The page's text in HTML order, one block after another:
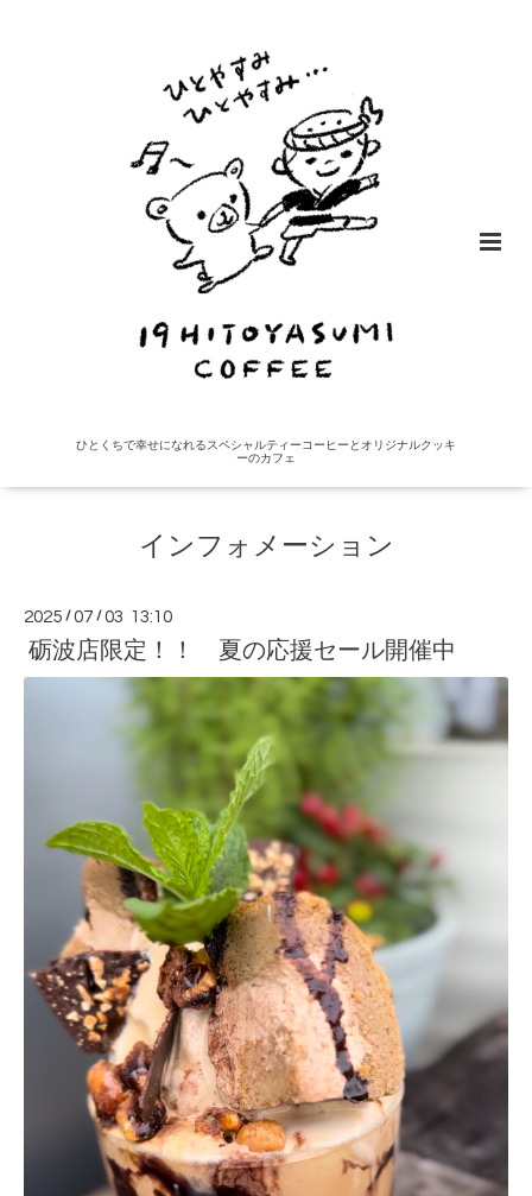
ひとくちで幸せになれるスペシャルティーコーヒーとオリジナルクッキ
ーのカフェ
インフォメーション
2025 /07 /03 13:10
砺波店限定！！ 夏の応援セール開催中